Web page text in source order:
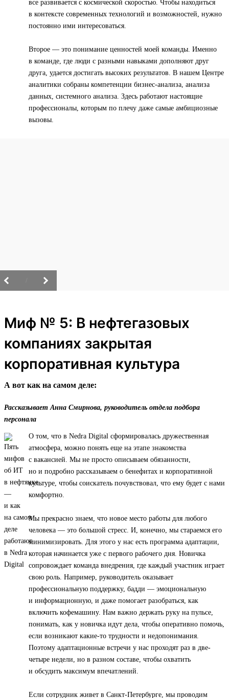
все развивается с космической скоростью. Чтобы находиться
в контексте современных технологий и возможностей, нужно
постоянно ими интересоваться.
Второе — это понимание ценностей моей команды. Именно
в команде, где люди с разными навыками дополняют друг
друга, удается достигать высоких результатов. В нашем Центре
аналитики собраны компетенции бизнес-анализа, анализа
данных, системного анализа. Здесь работают настоящие
профессионалы, которым по плечу даже самые амбициозные
вызовы.
Миф № 5: В нефтегазовых
компаниях закрытая
корпоративная культура
А вот как на самом деле:
Рассказывает Анна Смирнова, руководитель отдела подбора
персонала
О том, что в Nedra Digital сформировалась дружественная
атмосфера, можно понять еще на этапе знакомства
с вакансией. Мы не просто описываем обязанности,
но и подробно рассказываем о бенефитах и корпоративной
культуре, чтобы соискатель почувствовал, что ему будет с нами
комфортно.
Мы прекрасно знаем, что новое место работы для любого
человека — это большой стресс. И, конечно, мы стараемся его
минимизировать. Для этого у нас есть программа адаптации,
которая начинается уже с первого рабочего дня. Новичка
сопровождает команда внедрения, где каждый участник играет
свою роль. Например, руководитель оказывает
профессиональную поддержку, бадди — эмоциональную
и информационную, и даже помогает разобраться, как
включить кофемашину. Нам важно держать руку на пульсе,
понимать, как у новичка идут дела, чтобы оперативно помочь,
если возникают какие-то трудности и недопонимания.
Поэтому адаптационные встречи у нас проходят раз в две-
четыре недели, но в разном составе, чтобы охватить
и обсудить максимум впечатлений.
Если сотрудник живет в Санкт-Петербурге, мы проводим